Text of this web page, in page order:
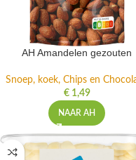
AH Amandelen gezouten
Snoep, koek, Chips en
€1,49
NAAR AH